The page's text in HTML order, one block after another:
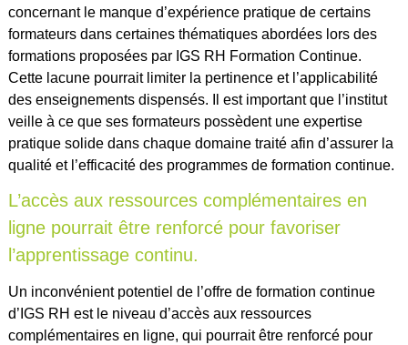
concernant le manque d’expérience pratique de certains
formateurs dans certaines thématiques abordées lors des
formations proposées par IGS RH Formation Continue.
Cette lacune pourrait limiter la pertinence et l’applicabilité
des enseignements dispensés. Il est important que l’institut
veille à ce que ses formateurs possèdent une expertise
pratique solide dans chaque domaine traité afin d’assurer la
qualité et l’efficacité des programmes de formation continue.
L’accès aux ressources complémentaires en
ligne pourrait être renforcé pour favoriser
l’apprentissage continu.
Un inconvénient potentiel de l’offre de formation continue
d’IGS RH est le niveau d’accès aux ressources
complémentaires en ligne, qui pourrait être renforcé pour